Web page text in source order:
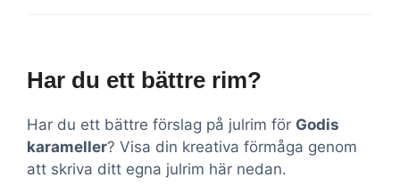
Har du ett bättre rim?
Har du ett bättre förslag på julrim för Godis
karameller? Visa din kreativa förmåga genom
att skriva ditt egna julrim här nedan.